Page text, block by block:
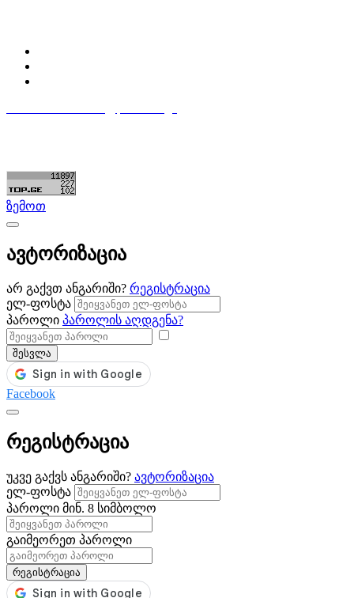
ზემოთ
ავტორიზაცია
არ გაქვთ ანგარიში? რეგისტრაცია
ელ-ფოსტა
პაროლი პაროლის აღდგენა?
შესვლა
Facebook
რეგისტრაცია
უკვე გაქვს ანგარიში? ავტორიზაცია
ელ-ფოსტა
პაროლი მინ. 8 სიმბოლო
გაიმეორეთ პაროლი
რეგისტრაცია